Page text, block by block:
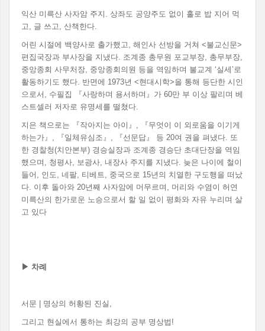
익산 미륵산 사자암 주지. 상좌도 공양주도 없이 홀로 밥 지어 먹
고, 글 쓰고, 산책한다.
어린 시절에 백양사로 출가했고, 해인사 선방을 거쳐 <불교신문>
편집국장과 부사장을 지냈다. 조계종 총무원 포교부장, 총무부장,
중앙종회 사무처장, 중앙종회의원 등을 역임하며 불교계 ‘실세’로
활동하기도 했다. 반면에 1973년 <현대시학>을 통해 등단한 시인
으로서, 수필집 『사랑하며 용서하며』가 60만 부 이상 팔리며 베
스트셀러 저자로 유명세를 떨쳤다.
지은 책으로는 『작아지는 아이』, 『무엇이 이 외로움을 이기게
하는가』, 『일체유심조』, 『선문답』 등 20여 권을 펴냈다. 또
한 경찰청(치안본부) 경승실장과 조계종 경승단 초대단장을 역임
했으며, 청평사, 보광사, 내장사 주지를 지냈다. 늦은 나이에 철이
들어, 인도, 네팔, 티베트, 중국으로 15년의 치열한 구도행을 떠났
다. 이후 돌아와 20년째 사자암에 머무르며, 머리와 수염이 허연
미륵산의 한가로운 노승으로서 할 일 없이 평화와 자유 누리며 살
고 있다
▶ 차례
서문 | 명상의 허황된 진실,
그리고 현실에서 통하는 최강의 공부 명상법!